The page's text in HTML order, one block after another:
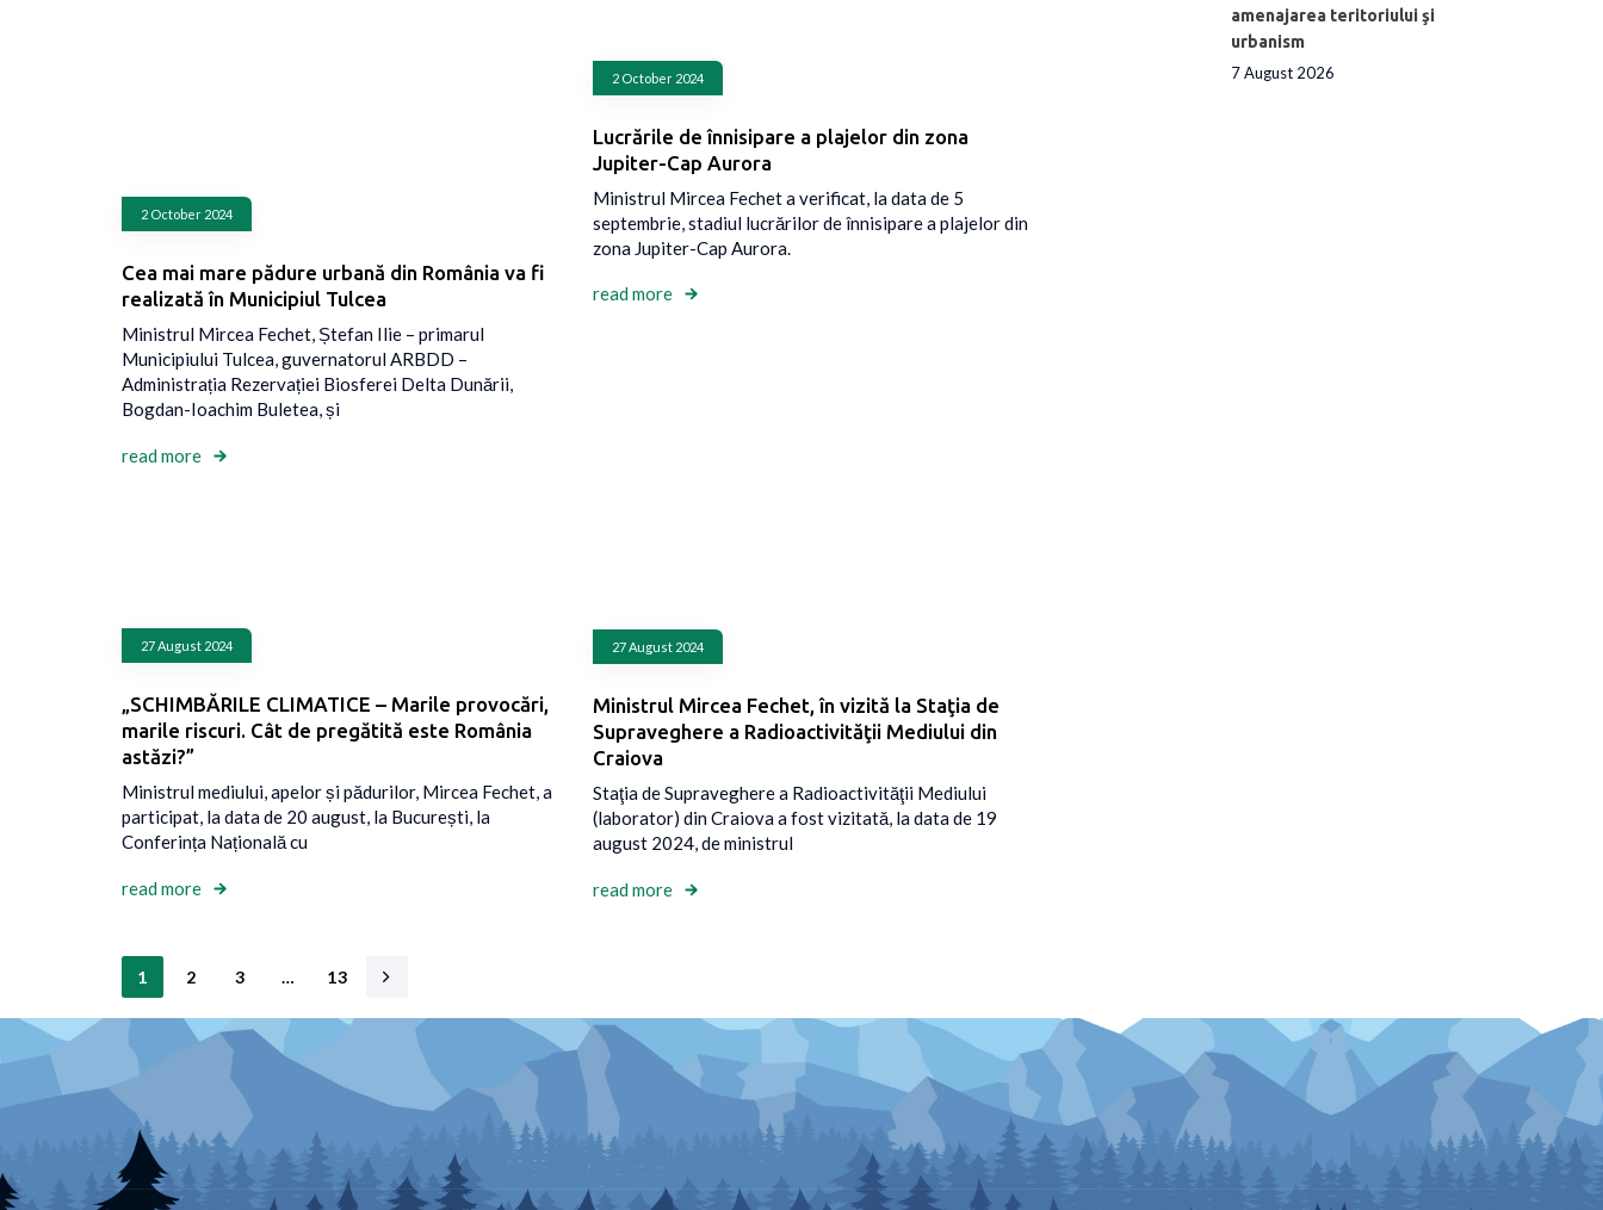
2 October 2024
Cea mai mare pădure urbană din România va fi
realizată în Municipiul Tulcea
Ministrul Mircea Fechet, Ștefan Ilie – primarul
Municipiului Tulcea, guvernatorul ARBDD –
Administrația Rezervației Biosferei Delta Dunării,
Bogdan-Ioachim Buletea, și
read more
2 October 2024
Lucrările de înnisipare a plajelor din zona
Jupiter-Cap Aurora
Ministrul Mircea Fechet a verificat, la data de 5
septembrie, stadiul lucrărilor de înnisipare a plajelor din
zona Jupiter-Cap Aurora.
read more
27 August 2024
„SCHIMBĂRILE CLIMATICE – Marile provocări,
marile riscuri. Cât de pregătită este România
astăzi?”
Ministrul mediului, apelor și pădurilor, Mircea Fechet, a
participat, la data de 20 august, la București, la
Conferința Națională cu
read more
27 August 2024
Ministrul Mircea Fechet, în vizită la Staţia de
Supraveghere a Radioactivităţii Mediului din
Craiova
Staţia de Supraveghere a Radioactivităţii Mediului
(laborator) din Craiova a fost vizitată, la data de 19
august 2024, de ministrul
read more
1 2 3 … 13
amenajarea teritoriului şi
urbanism
7 August 2026